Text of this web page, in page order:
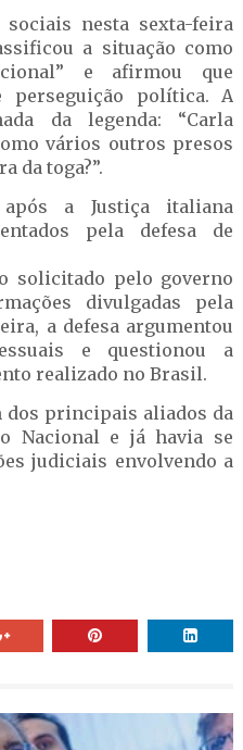
nesta sexta-feira
a situação como
e afirmou que
política. A
da legenda: “Carla
vários outros presos
da toga?”.
a Justiça italiana
pela defesa de
solicitado pelo governo
divulgadas pela
a defesa argumentou
e questionou a
realizado no Brasil.
dos principais aliados da
Nacional e já havia se
judiciais envolvendo a